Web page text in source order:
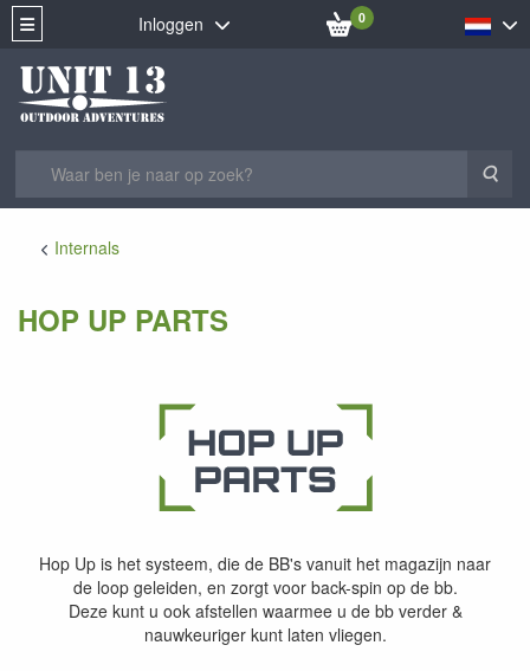
Inloggen 0
Internals
HOP UP PARTS
Hop Up is het systeem, die de BB's vanuit het magazijn naar
de loop geleiden, en zorgt voor back-spin op de bb.
Deze kunt u ook afstellen waarmee u de bb verder &
nauwkeuriger kunt laten vliegen.